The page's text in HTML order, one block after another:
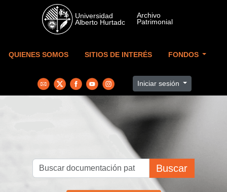
Skip to main content
QUIENES SOMOS SITIOS DE INTERÉS FONDOS
Iniciar sesión
Buscar